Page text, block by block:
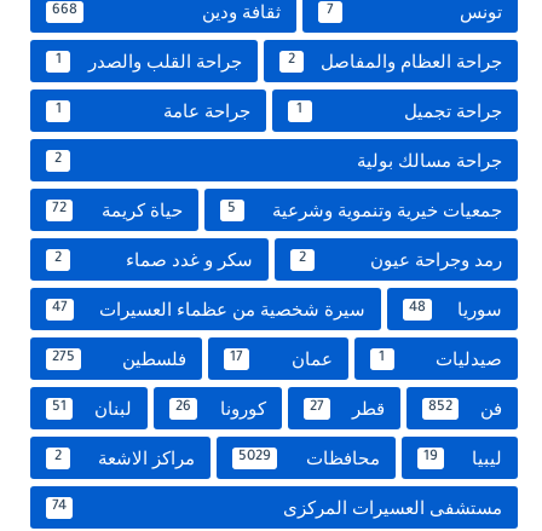
تونس 7 ثقافة ودين 668
جراحة العظام والمفاصل 2 جراحة القلب والصدر 1
جراحة تجميل 1 جراحة عامة 1
جراحة مسالك بولية 2
جمعيات خيرية وتنموية وشرعية 5 حياة كريمة 72
رمد وجراحة عيون 2 سكر و غدد صماء 2
سوريا 48 سيرة شخصية من عظماء العسيرات 47
صيدليات 1 عمان 17 فلسطين 275
فن 852 قطر 27 كورونا 26 لبنان 51
ليبيا 19 محافظات 5029 مراكز الاشعة 2
مستشفى العسيرات المركزى 74